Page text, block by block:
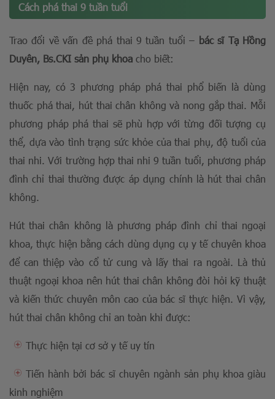
Cách phá thai 9 tuần tuổi
Trao đổi về vấn đề phá thai 9 tuần tuổi – bác sĩ Tạ Hồng
Duyên, Bs.CKI sản phụ khoa cho biết:
Hiện nay, có 3 phương pháp phá thai phổ biến là dùng
thuốc phá thai, hút thai chân không và nong gắp thai. Mỗi
phương pháp phá thai sẽ phù hợp với từng đối tượng cụ
thể, dựa vào tình trạng sức khỏe của thai phụ, độ tuổi của
thai nhi. Với trường hợp thai nhi 9 tuần tuổi, phương pháp
đình chỉ thai thường được áp dụng chính là hút thai chân
không.
Hút thai chân không là phương pháp đình chỉ thai ngoại
khoa, thực hiện bằng cách dùng dụng cụ y tế chuyên khoa
để can thiệp vào cổ tử cung và lấy thai ra ngoài. Là thủ
thuật ngoại khoa nên hút thai chân không đòi hỏi kỹ thuật
và kiến thức chuyên môn cao của bác sĩ thực hiện. Vì vậy,
hút thai chân không chỉ an toàn khi được:
Thực hiện tại cơ sở y tế uy tín
Tiến hành bởi bác sĩ chuyên ngành sản phụ khoa giàu
kinh nghiệm